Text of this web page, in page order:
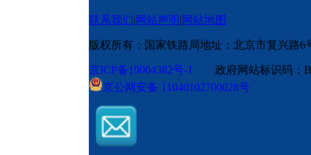
联系我们 网站声明 网站地图
版权所有：国家铁路局地址：北京市复兴路6
京ICP备19004382号-1 政府网站标识码
京公网安备 11040102700028号